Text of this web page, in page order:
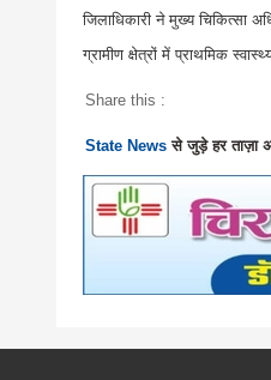
जिलाधिकारी ने मुख्य चिकित्सा
ग्रामीण क्षेत्रों में प्राथमिक
Share this :
State News से जुड़े हर ताज़ा